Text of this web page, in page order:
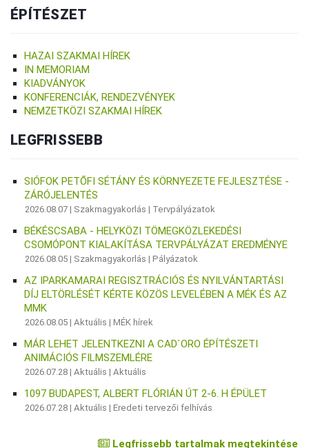
ÉPÍTÉSZET
HAZAI SZAKMAI HÍREK
IN MEMORIAM
KIADVÁNYOK
KONFERENCIÁK, RENDEZVÉNYEK
NEMZETKÖZI SZAKMAI HÍREK
LEGFRISSEBB
SIÓFOK PETŐFI SÉTÁNY ÉS KÖRNYEZETE FEJLESZTÉSE -
ZÁRÓJELENTÉS
2026.08.07 | Szakmagyakorlás | Tervpályázatok
BÉKÉSCSABA - HELYKÖZI TÖMEGKÖZLEKEDÉSI
CSOMÓPONT KIALAKÍTÁSA TERVPÁLYÁZAT EREDMÉNYE
2026.08.05 | Szakmagyakorlás | Pályázatok
AZ IPARKAMARAI REGISZTRÁCIÓS ÉS NYILVÁNTARTÁSI
DÍJ ELTÖRLÉSÉT KÉRTE KÖZÖS LEVELÉBEN A MÉK ÉS AZ
MMK
2026.08.05 | Aktuális | MÉK hírek
MÁR LEHET JELENTKEZNI A CAD`ORO ÉPÍTÉSZETI
ANIMÁCIÓS FILMSZEMLÉRE
2026.07.28 | Aktuális | Aktuális
1097 BUDAPEST, ALBERT FLÓRIÁN ÚT 2-6. H ÉPÜLET
2026.07.28 | Aktuális | Eredeti tervezői felhívás
Legfrissebb tartalmak megtekintése